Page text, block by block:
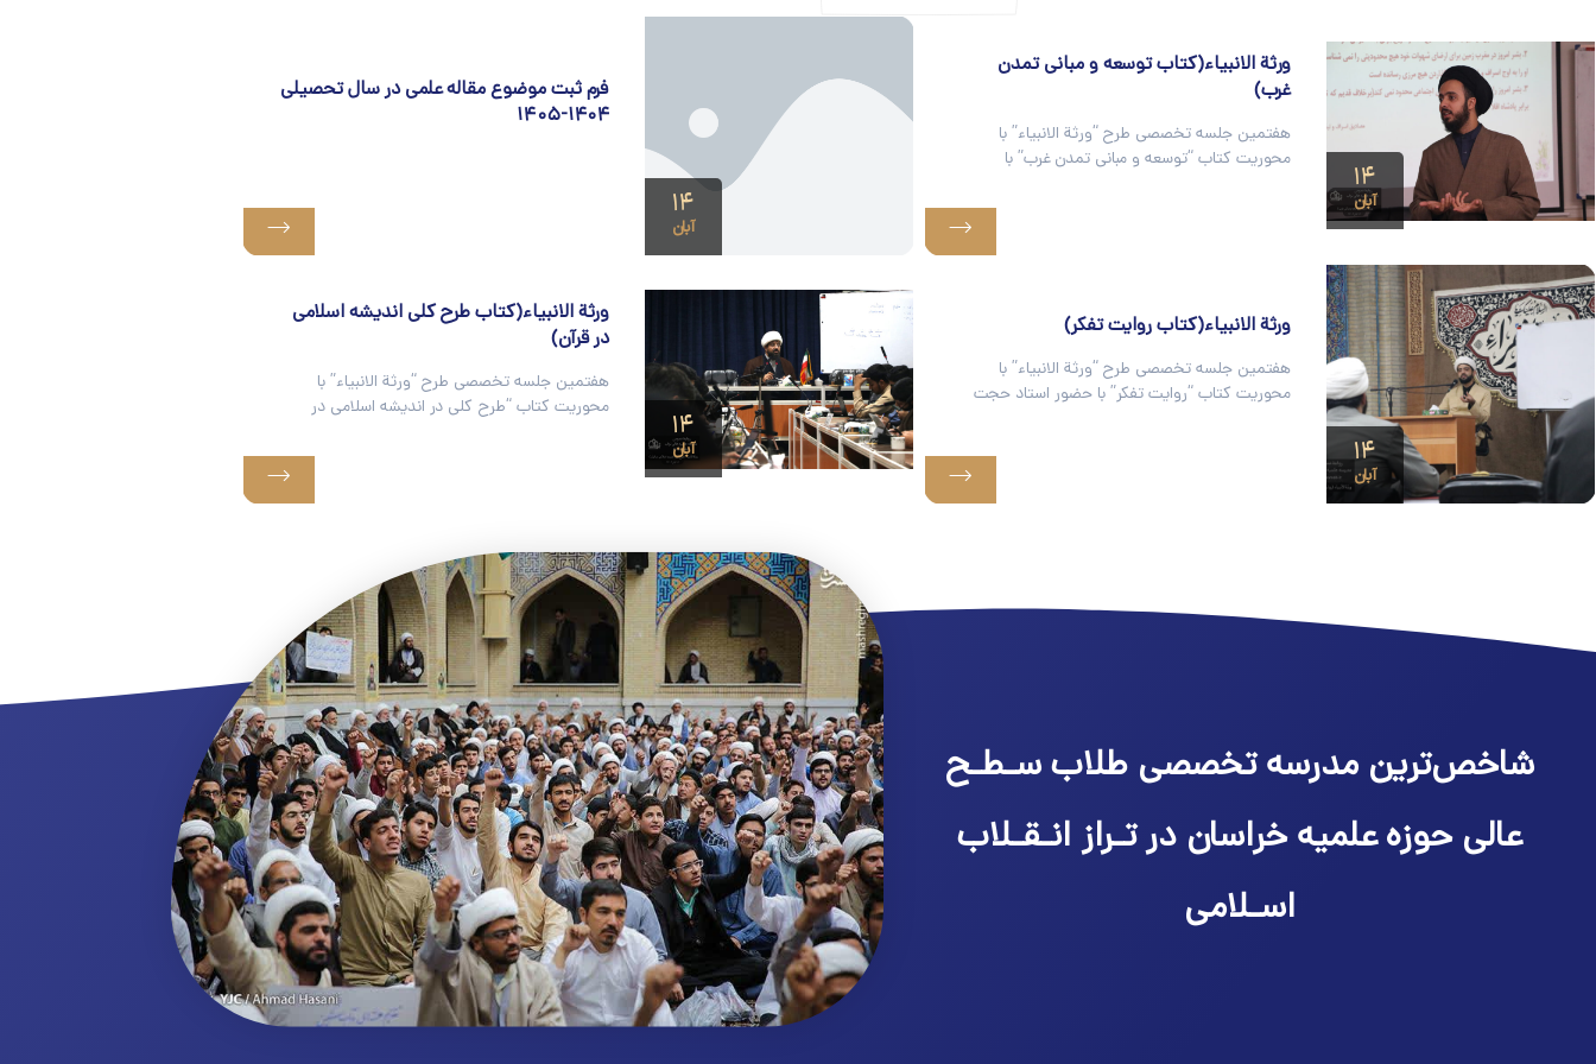
۱۴
آبان
ورثة الانبیاء(کتاب توسعه و مبانی تمدن
غرب)
هفتمین جلسه تخصصی طرح “ورثة الانبیاء” با
محوریت کتاب “توسعه و مبانی تمدن غرب” با
۱۴
آبان
فرم ثبت موضوع مقاله علمی در سال تحصیلی
۱۴۰۴-۱۴۰۵
۱۴
آبان
ورثة الانبیاء(کتاب روایت تفکر)
هفتمین جلسه تخصصی طرح “ورثة الانبیاء” با
محوریت کتاب “روایت تفکر” با حضور استاد حجت
۱۴
آبان
ورثة الانبیاء(کتاب طرح کلی اندیشه اسلامی
در قرآن)
هفتمین جلسه تخصصی طرح “ورثة الانبیاء” با
محوریت کتاب “طرح کلی در اندیشه اسلامی در
شاخص‌ترین مدرسه تخصصی طلاب سـطـح
عالی حوزه علمیه خراسان در تـراز انـقـلاب
اسـلامی